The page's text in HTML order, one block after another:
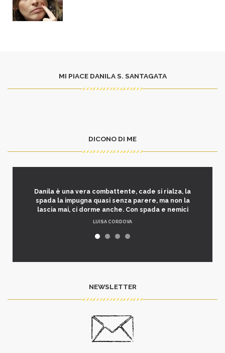
MI PIACE DANILA S. SANTAGATA
DICONO DI ME
Danila è una vera combattente, cade si rialza, la
spada la impugna quasi senza parere, ma non la
lascia mai, ci dorme anche. Con spada e nemici
LUISA CORDOVA
NEWSLETTER